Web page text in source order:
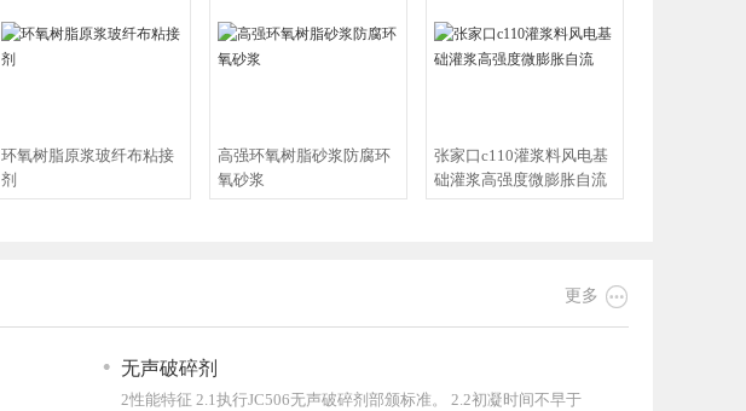
环氧树脂原浆玻纤布粘接
剂
高强环氧树脂砂浆防腐环
氧砂浆
张家口c110灌浆料风电基
础灌浆高强度微膨胀自流
更多 
无声破碎剂
2性能特征 2.1执行JC506无声破碎剂部颁标准。 2.2初凝时间不早于